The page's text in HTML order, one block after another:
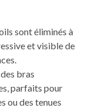
sont éliminés à
et visible de
bras
parfaits pour
ou des tenues